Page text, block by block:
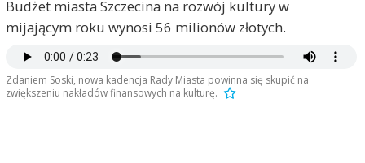
Budżet miasta Szczecina na rozwój kultury w
mijającym roku wynosi 56 milionów złotych.
Zdaniem Soski, nowa kadencja Rady Miasta powinna się skupić na
zwiększeniu nakładów finansowych na kulturę.